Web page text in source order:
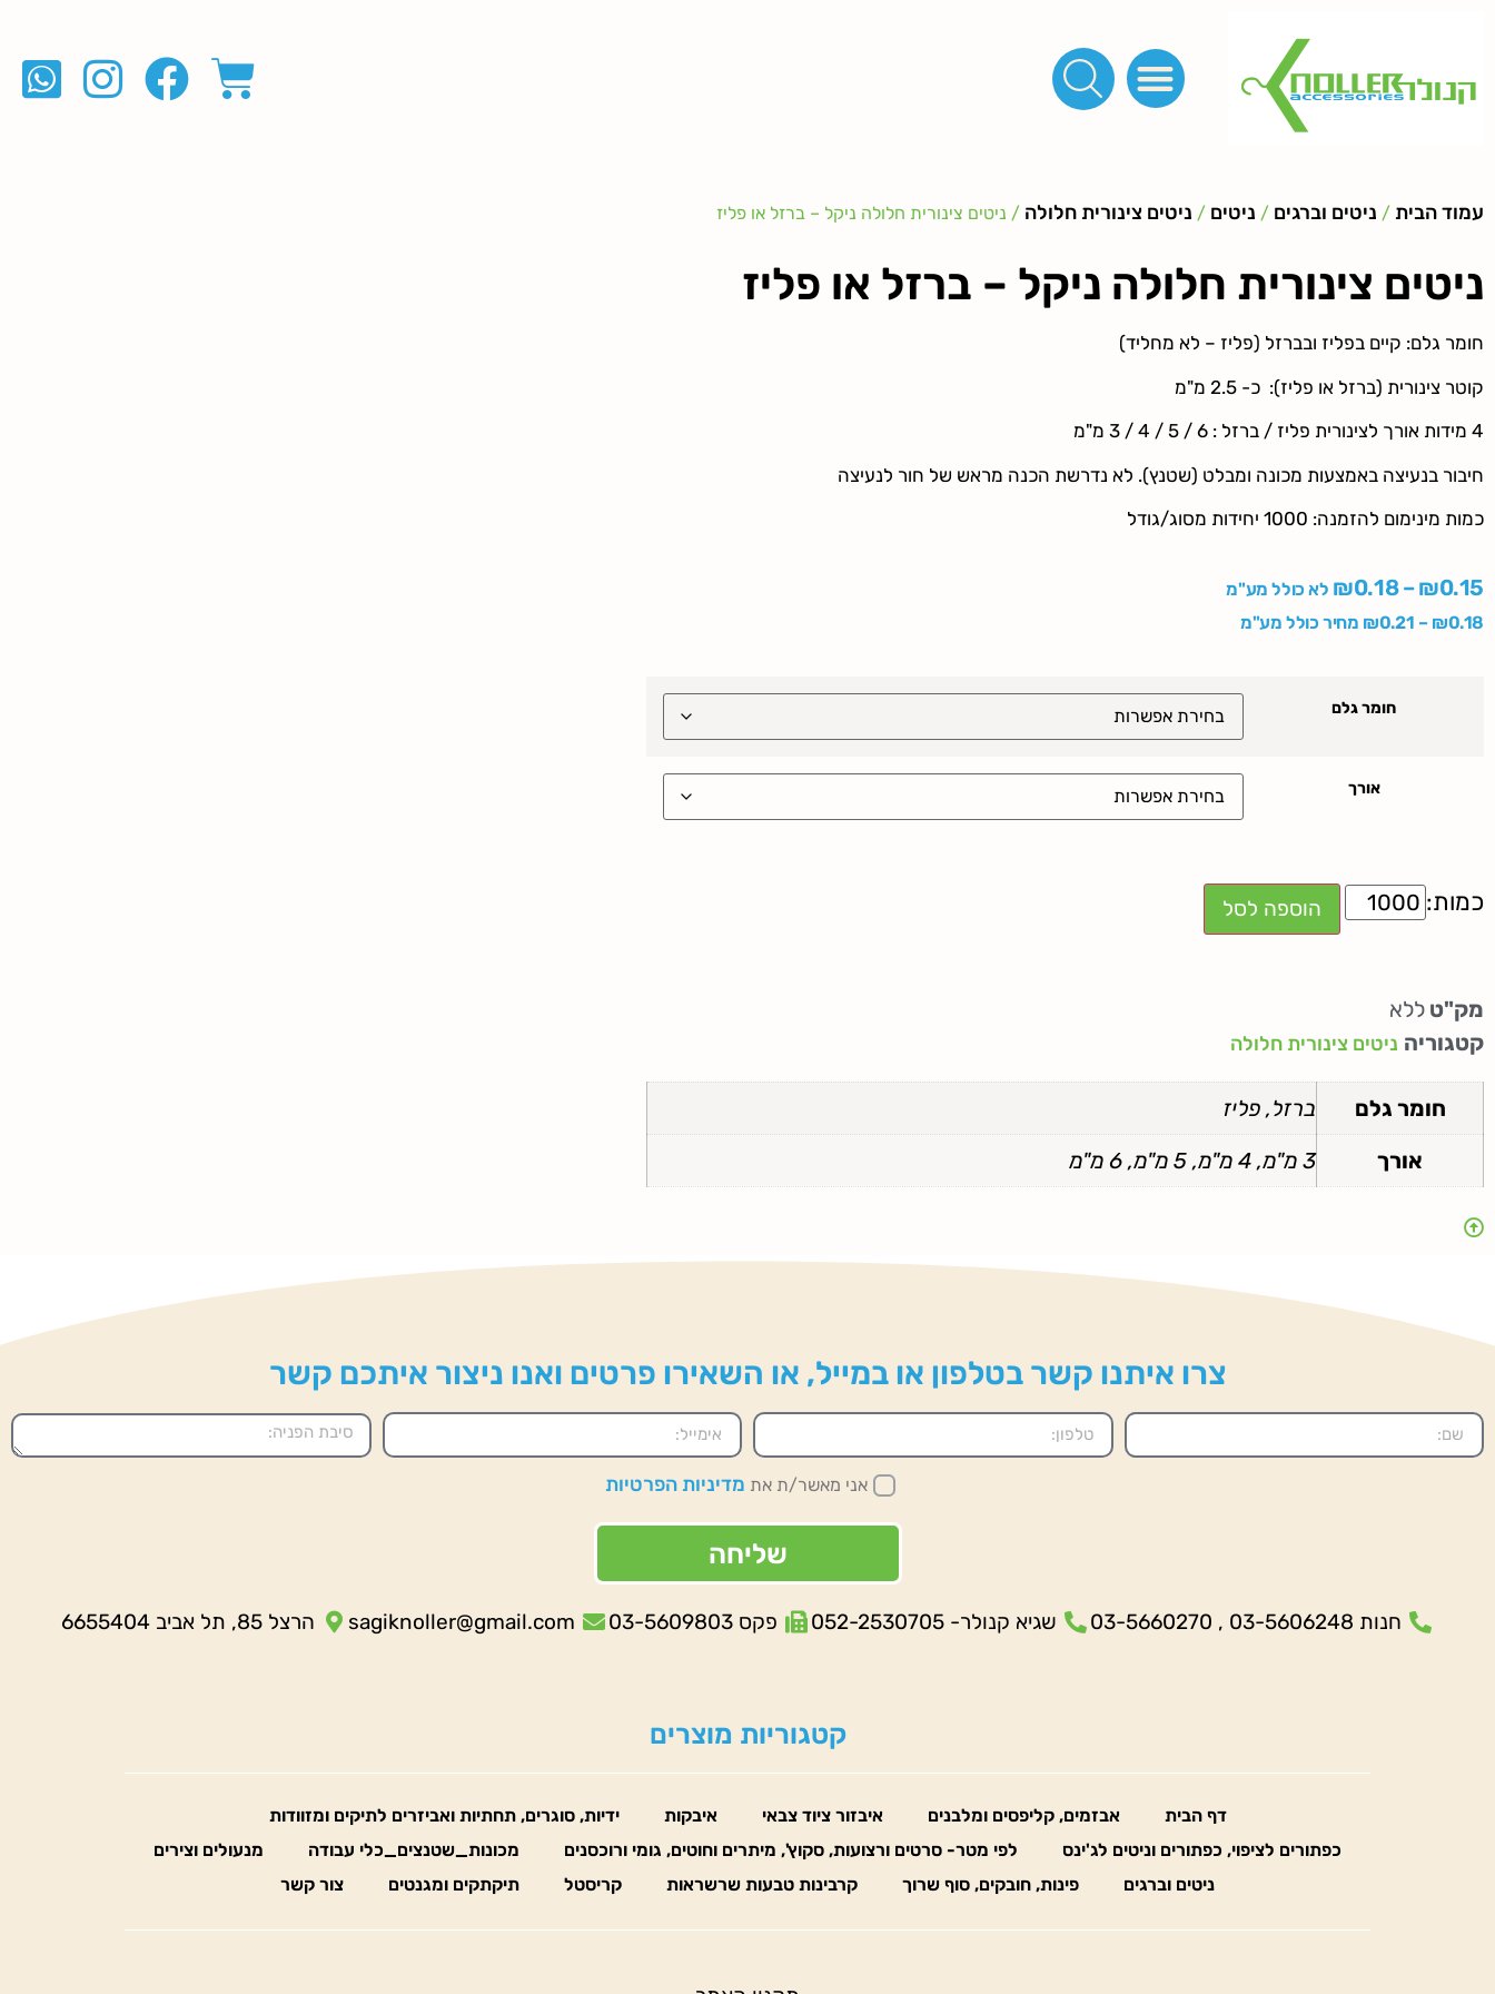
עמוד הבית / ניטים וברגים / ניטים / ניטים צינורית חלולה / ניטים צינורית חלולה ניקל – ברזל או פליז
ניטים צינורית חלולה ניקל – ברזל או פליז
חומר גלם: קיים בפליז ובברזל (פליז – לא מחליד)
קוטר צינורית (ברזל או פליז): כ- 2.5 מ"מ
4 מידות אורך לצינורית פליז / ברזל : 6 / 5 / 4 / 3 מ"מ
חיבור בנעיצה באמצעות מכונה ומבלט (שטנץ). לא נדרשת הכנה מראש של חור לנעיצה
כמות מינימום להזמנה: 1000 יחידות מסוג/גודל
₪0.15
–
₪0.18
לא כולל מע"מ
₪0.18
–
₪0.21 מחיר כולל מע"מ
חומר גלם
אורך
הוספה לסל
מק"ט ללא
קטגוריה ניטים צינורית חלולה
חומר גלם
ברזל, פליז
אורך
3 מ"מ, 4 מ"מ, 5 מ"מ, 6 מ"מ
צרו איתנו קשר בטלפון או במייל, או השאירו פרטים ואנו ניצור איתכם קשר
אני מאשר/ת את מדיניות הפרטיות
שליחה
חנות 03-5606248 , 03-5660270 שגיא קנולר- 052-2530705 פקס 03-5609803 sagiknoller@gmail.com הרצל 85, תל אביב 6655404
קטגוריות מוצרים
דף הבית אבזמים, קליפסים ומלבנים איבזור ציוד צבאי איבקות
ידיות, סוגרים, תחתיות ואביזרים לתיקים ומזוודות
כפתורים לציפוי, כפתורים וניטים לג'ינס
לפי מטר- סרטים ורצועות, סקוץ', מיתרים וחוטים, גומי ורוכסנים מכונות_שטנצים_כלי עבודה
מנעולים וצירים
ניטים וברגים
פינות, חובקים, סוף שרוך קרבינות טבעות שרשראות קריסטל תיקתקים ומגנטים צור קשר